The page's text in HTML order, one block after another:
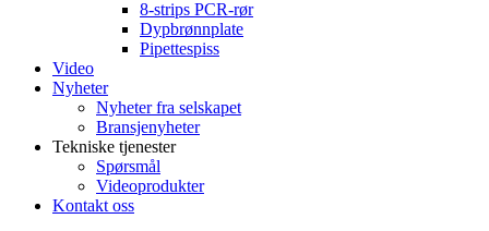
8-strips PCR-rør
Dypbrønnplate
Pipettespiss
Video
Nyheter
Nyheter fra selskapet
Bransjenyheter
Tekniske tjenester
Spørsmål
Videoprodukter
Kontakt oss